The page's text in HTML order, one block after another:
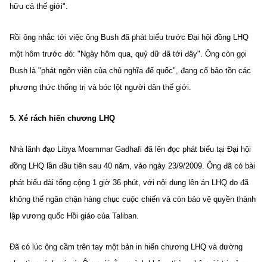
hữu cả thế giới".
Rồi ông nhắc tới việc ông Bush đã phát biểu trước Đại hội đồng LHQ
một hôm trước đó: "Ngày hôm qua, quỷ dữ đã tới đây". Ông còn gọi
Bush là "phát ngôn viên của chủ nghĩa đế quốc", đang cố bảo tồn các
phương thức thống trị và bóc lột người dân thế giới.
5. Xé rách hiến chương LHQ
Nhà lãnh đạo Libya Moammar Gadhafi đã lên đọc phát biểu tại Đại hội
đồng LHQ lần đầu tiên sau 40 năm, vào ngày 23/9/2009. Ông đã có bài
phát biểu dài tổng cộng 1 giờ 36 phút, với nội dung lên án LHQ do đã
không thể ngăn chặn hàng chục cuộc chiến và còn bảo vệ quyền thành
lập vương quốc Hồi giáo của Taliban.
Đã có lúc ông cầm trên tay một bản in hiến chương LHQ và dường